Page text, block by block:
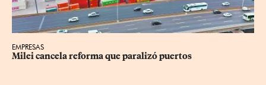
EMPRESAS
Milei cancela reforma que paralizó puertos